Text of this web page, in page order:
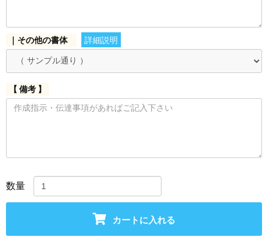
｜その他の書体 詳細説明
【 備考 】
数量
カートに入れる